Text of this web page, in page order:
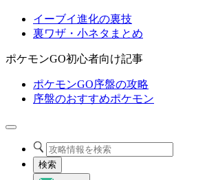
イーブイ進化の裏技
裏ワザ・小ネタまとめ
ポケモンGO初心者向け記事
ポケモンGO序盤の攻略
序盤のおすすめポケモン
検索